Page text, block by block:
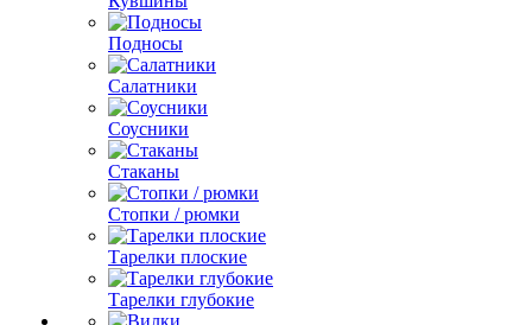
Подносы
Салатники
Соусники
Стаканы
Стопки / рюмки
Тарелки плоские
Тарелки глубокие